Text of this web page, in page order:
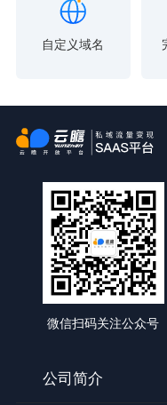
自定义域名
微信扫码关注公众号
公司简介